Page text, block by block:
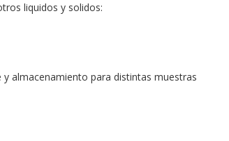
liquidos y solidos:
almacenamiento para distintas muestras